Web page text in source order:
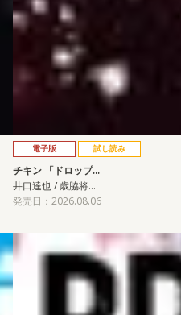
電子版 試し読み
チキン 「ドロップ…
井口達也 / 歳脇将…
発売日：2026.08.06